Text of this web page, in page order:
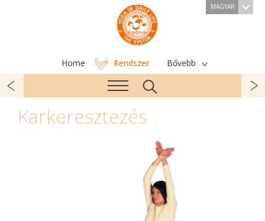
MAGYAR
Home Rendszer Bővebb
Karkeresztezés